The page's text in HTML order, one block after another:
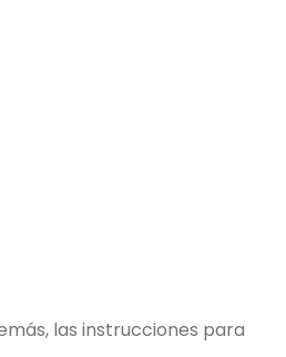
las instrucciones para